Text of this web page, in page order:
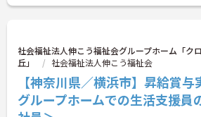
社会福祉法人伸こう福祉会グループホーム「ク
丘」
社会福祉法人伸こう福祉会
【神奈川県／横浜市】昇給賞
グループホームでの生活支援員